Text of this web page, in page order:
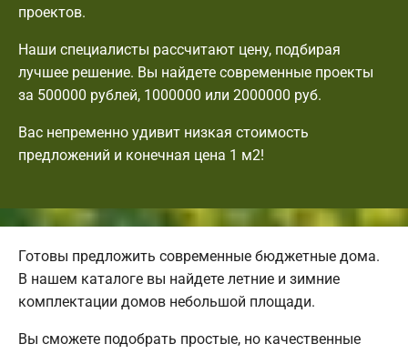
проектов.
Наши специалисты рассчитают цену, подбирая
лучшее решение. Вы найдете современные проекты
за 500000 рублей, 1000000 или 2000000 руб.
Вас непременно удивит низкая стоимость
предложений и конечная цена 1 м2!
Готовы предложить современные бюджетные дома.
В нашем каталоге вы найдете летние и зимние
комплектации домов небольшой площади.
Вы сможете подобрать простые, но качественные